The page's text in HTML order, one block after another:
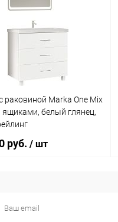
раковиной Marka One Mix
ящиками, белый глянец,
руб. / шт